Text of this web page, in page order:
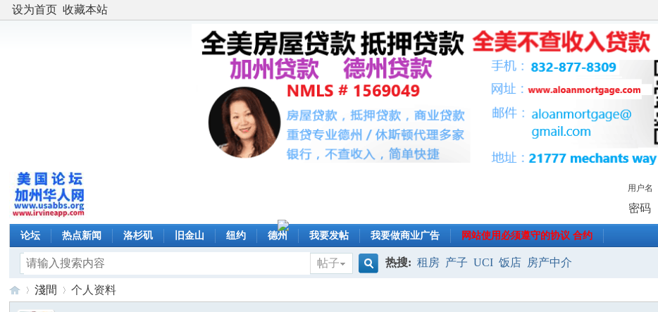
设为首页 收藏本站
用户名
密码
论坛 热点新闻 洛杉矶 旧金山 纽约 德州 我要发帖 我要做商业广告 网站使用必须遵守的协议 合约
帖子
热搜: 租房 产子 UCI 饭店 房产中介
淺間 个人资料